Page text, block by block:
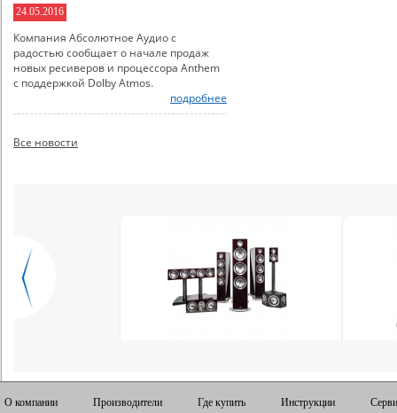
24.05.2016
Компания Абсолютное Аудио с
радостью сообщает о начале продаж
новых ресиверов и процессора Anthem
с поддержкой Dolby Atmos.
подробнее
Все новости
О компании Производители Где купить Инструкции